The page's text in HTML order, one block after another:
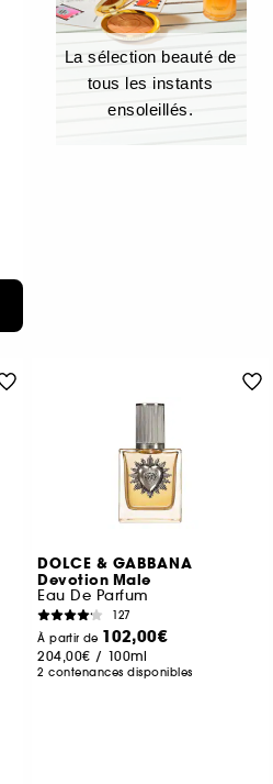
La sélection beauté de
tous les instants
ensoleillés.
DOLCE & GABBANA
Devotion Male
Eau De Parfum
127
À partir de 102,00€
204,00€ / 100ml
2 contenances disponibles